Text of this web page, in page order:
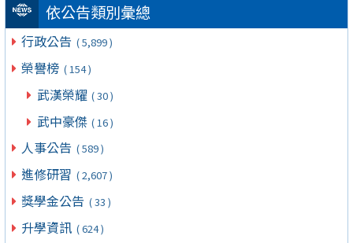
依公告類別彙總
行政公告 ( 5,899 )
榮譽榜 ( 154 )
武漢榮耀 ( 30 )
武中豪傑 ( 16 )
人事公告 ( 589 )
進修研習 ( 2,607 )
獎學金公告 ( 33 )
升學資訊 ( 624 )